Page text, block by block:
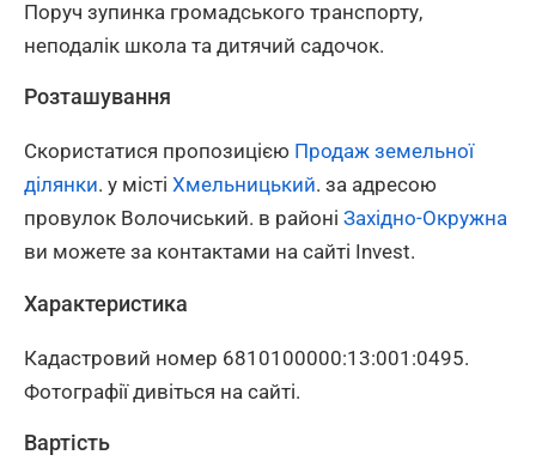
Поруч зупинка громадського транспорту,
неподалік школа та дитячий садочок.
Розташування
Скористатися пропозицією Продаж земельної
ділянки. у місті Хмельницький. за адресою
провулок Волочиський. в районі Західно-Окружна
ви можете за контактами на сайті Invest.
Характеристика
Кадастровий номер 6810100000:13:001:0495.
Фотографії дивіться на сайті.
Вартість